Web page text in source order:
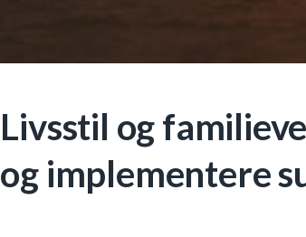
Livsstil og
og implementere